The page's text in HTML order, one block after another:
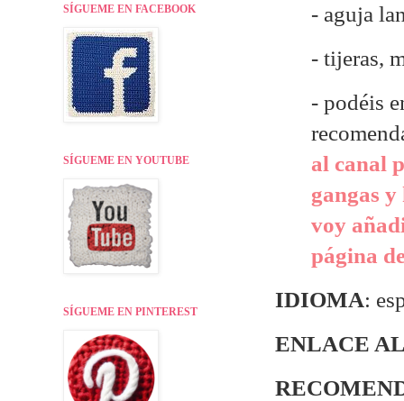
- aguja
- tijeras,
- podéis
al canal
gangas
voy
página
IDIOMA:
ENLACE
SÍGUEME EN FACEBOOK
SÍGUEME EN YOUTUBE
SÍGUEME EN PINTEREST